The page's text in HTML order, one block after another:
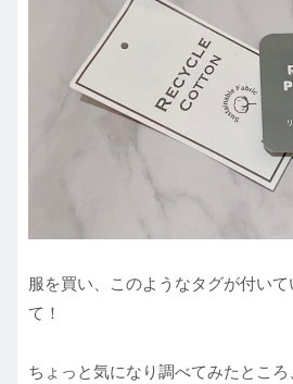
服を買い、このようなタグが付い
て！
ちょっと気になり調べてみたとこ